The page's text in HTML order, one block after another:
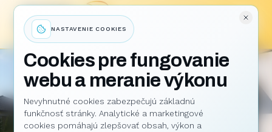
RAU S.R.O.–ZVOLEN | OD ROKU 1996
NASTAVENIE COOKIES
Cookies pre fungovanie
webu a meranie výkonu
Nevyhnutné cookies zabezpečujú základnú
funkčnosť stránky. Analytické a marketingové
cookies pomáhajú zlepšovať obsah, výkon a